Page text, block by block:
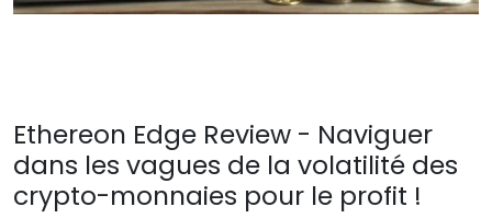
Ethereon Edge Review - Naviguer
dans les vagues de la volatilité des
crypto-monnaies pour le profit !